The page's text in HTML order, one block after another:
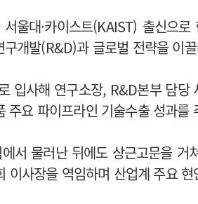
울대·카이스트(KAIST) 출신으
개발(R&D)과 글로벌 전략을 이
입사해 연구소장, R&D본부 담
주요 파이프라인 기술수출 성과를
서 물러난 뒤에도 상근고문을 거
이사장을 역임하며 산업계 주요